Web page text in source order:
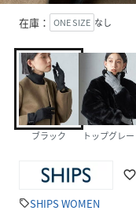
在庫： ONE SIZE なし
ブラック トップグレー
favorite_border
sellSHIPS WOMEN